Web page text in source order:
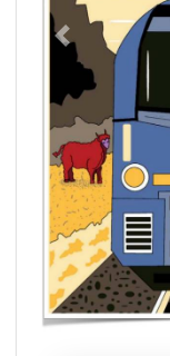
Previous